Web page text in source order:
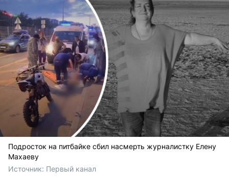
Подросток на питбайке сбил насмерть журналистку Елену
Махаеву
Источник: Первый канал